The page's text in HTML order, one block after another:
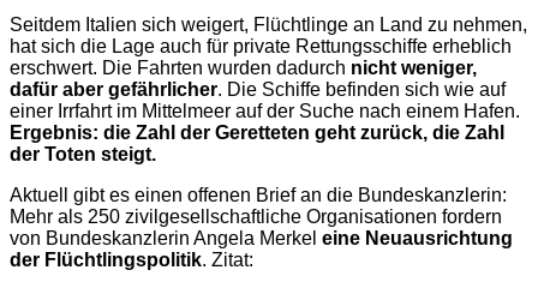
Seitdem Italien sich weigert, Flüchtlinge an Land zu nehmen,
hat sich die Lage auch für private Rettungsschiffe erheblich
erschwert. Die Fahrten wurden dadurch nicht weniger,
dafür aber gefährlicher. Die Schiffe befinden sich wie auf
einer Irrfahrt im Mittelmeer auf der Suche nach einem Hafen.
Ergebnis: die Zahl der Geretteten geht zurück, die Zahl
der Toten steigt.
Aktuell gibt es einen offenen Brief an die Bundeskanzlerin:
Mehr als 250 zivilgesellschaftliche Organisationen fordern
von Bundeskanzlerin Angela Merkel eine Neuausrichtung
der Flüchtlingspolitik. Zitat: